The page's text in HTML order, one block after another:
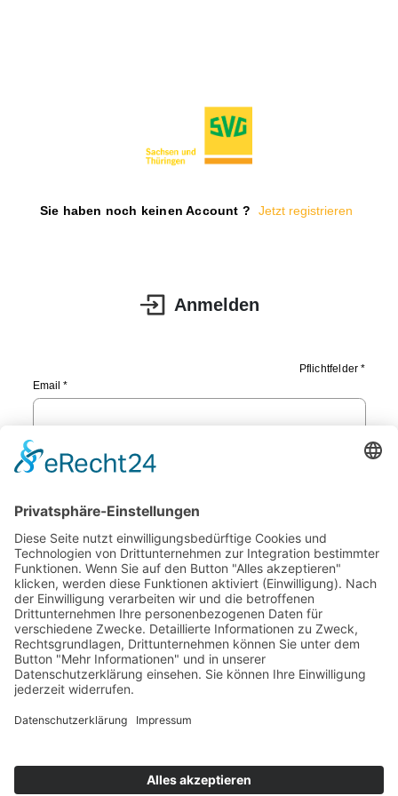
Sie haben noch keinen Account ? Jetzt registrieren
Anmelden
Pflichtfelder *
Email *
Passwort *
Angemeldet bleiben Passwort vergessen?
Anmelden